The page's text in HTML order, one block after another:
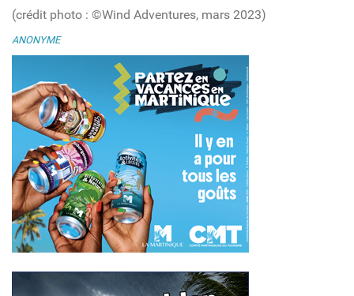
(crédit photo : ©Wind Adventures, mars 2023)
ANONYME